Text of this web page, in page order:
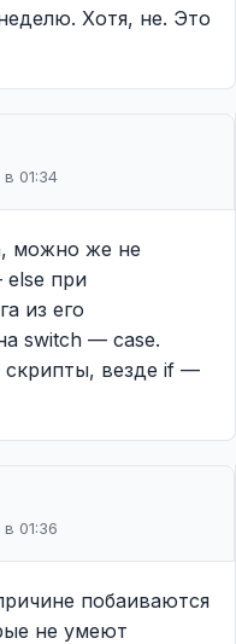
Хотя, не. Это
01:34
можно же не
else при
из его
switch — case.
скрипты, везде if —
01:36
побаиваются
не умеют